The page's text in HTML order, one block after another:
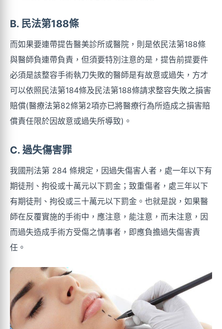
B. 民法第188條
而如果要連帶提告醫美診所或醫院，則是依民法第188條
與醫師負連帶負責，但須要特別注意的是，提告前提要件
必須是該整容手術執刀失敗的醫師是有故意或過失，方才
可以依照民法第184條及民法第188條請求整容失敗之損害
賠償(醫療法第82條第2項亦已將醫療行為所造成之損害賠
償責任限於因故意或過失所導致)。
C. 過失傷害罪
我國刑法第 284 條規定，因過失傷害人者，處一年以下有
期徒刑、拘役或十萬元以下罰金；致重傷者，處三年以下
有期徒刑、拘役或三十萬元以下罰金。也就是說，如果醫
師在反覆實施的手術中，應注意，能注意，而未注意，因
而過失造成手術方受傷之情事者，即應負擔過失傷害責
任。